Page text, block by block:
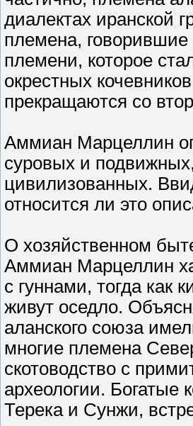
диалектах иранской
племена, говорившие
племени, которое
окрестных
прекращаются со
Аммиан Марцеллин
суровых и
цивилизованных.
относится ли это
О хозяйственном
Аммиан Марцеллин
с гуннами, тогда как
живут оседло.
аланского союза
многие племена
скотоводство с
археологии. Богатые
Терека и Сунжи,